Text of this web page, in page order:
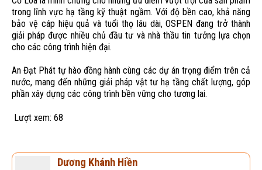
trong lĩnh vực hạ tầng kỹ thuật ngầm. Với độ bền cao, khả năng
bảo vệ cáp hiệu quả và tuổi thọ lâu dài, OSPEN đang trở thành
giải pháp được nhiều chủ đầu tư và nhà thầu tin tưởng lựa chọn
cho các công trình hiện đại.
An Đạt Phát tự hào đồng hành cùng các dự án trọng điểm trên cả
nước, mang đến những giải pháp vật tư hạ tầng chất lượng, góp
phần xây dựng các công trình bền vững cho tương lai.
Lượt xem: 68
Dương Khánh Hiền